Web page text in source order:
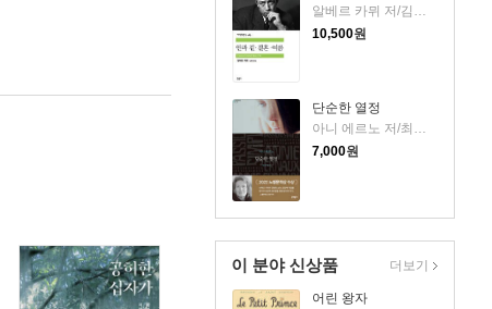
알베르 카뮈 저/김화영 역
10,500원
단순한 열정
7,000원
이 분야 신상품
어린 왕자
더보기